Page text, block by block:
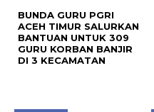
BUNDA GURU PGRI
ACEH TIMUR SALURKAN
BANTUAN UNTUK 309
GURU KORBAN BANJIR
DI 3 KECAMATAN